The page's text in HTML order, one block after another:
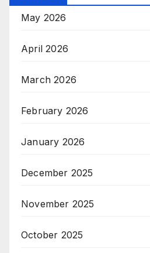
May 2026
April 2026
March 2026
February 2026
January 2026
December 2025
November 2025
October 2025